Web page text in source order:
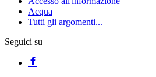
Acqua
Tutti gli argomenti...
Seguici su